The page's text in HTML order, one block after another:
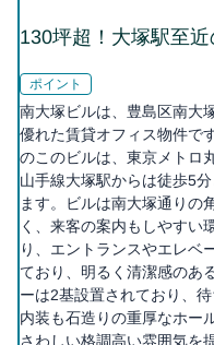
130坪超！大塚駅至
ポイント
南大塚ビルは、豊島区南大
優れた賃貸オフィス物件で
のこのビルは、東京メトロ
山手線大塚駅からは徒歩5
ます。ビルは南大塚通りの
く、来客の案内もしやすい
り、エントランスやエレベ
ており、明るく清潔感のあ
ーは2基設置されており、
内装も石造りの重厚なホー
さわしい格調高い雰囲気を